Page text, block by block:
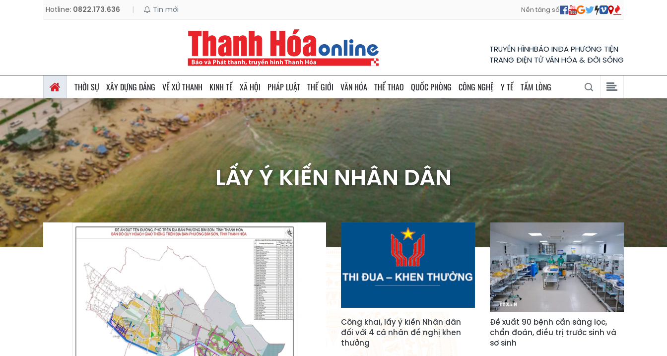
Hotline: 0822.173.636 | Tin mới Nền tảng số
TRUYỀN HÌNHBÁO INĐA PHƯƠNG TIỆN
TRANG ĐIỆN TỬ VĂN HÓA & ĐỜI SỐNG
THỜI SỰ XÂY DỰNG ĐẢNG VỀ XỨ THANH KINH TẾ XÃ HỘI PHÁP LUẬT THẾ GIỚI VĂN HÓA THỂ THAO QUỐC PHÒNG CÔNG NGHỆ Y TẾ TẤM LÒNG
LẤY Ý KIẾN NHÂN DÂN
Công khai, lấy ý kiến Nhân dân
đối với 4 cá nhân đề nghị khen
thưởng
Đề xuất 90 bệnh cần sàng lọc,
chẩn đoán, điều trị trước sinh và
sơ sinh